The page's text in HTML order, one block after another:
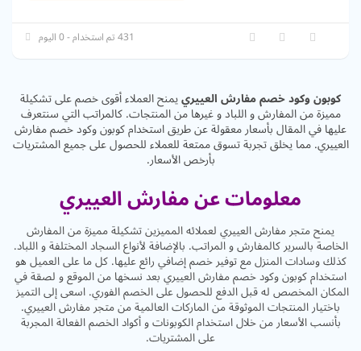
431 تم استخدام - 0 اليوم
كوبون وكود خصم مفارش العييرييمنح العملاء أقوى خصم على تشكيلة
مميزة من المفارش و اللباد و غيرها من المنتجات. كالمراتب التي سنتعرف
عليها في المقال بأسعار معقولة عن طريق استخدام كوبون وكود خصم مفارش
العييري. مما يخلق تجربة تسوق ممتعة للعملاء للحصول على جميع المشتريات
بأرخص الأسعار.
معلومات عن مفارش العييري
يمنح متجر مفارش العييري لعملائه المميزين تشكيلة مميزة من المفارش
الخاصة بالسرير كالمفارش و المراتب. بالإضافة لأنواع السجاد المختلفة و اللباد.
كذلك وسادات المنزل مع توفير خصم إضافي رائع عليها. كل ما على العميل هو
استخدام كوبون وكود خصم مفارش العييري بعد نسخها من الموقع و لصقة في
المكان المخصص له قبل الدفع للحصول على الخصم الفوري. اسعى إلى التميز
باختيار المنتجات الموثوقة من الماركات العالمية من متجر مفارش العييري.
بأنسب الأسعار من خلال استخدام الكوبونات و أكواد الخصم الفعالة المجربة
على المشتريات.